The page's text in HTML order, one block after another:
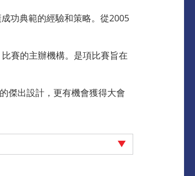
功典範的經驗和策略。從2005
賽的主辦機構。是項比賽旨在
傑出設計，更有機會獲得大會